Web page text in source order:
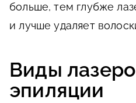
больше, тем глубже
и лучше удаляет
Виды
эпиляции